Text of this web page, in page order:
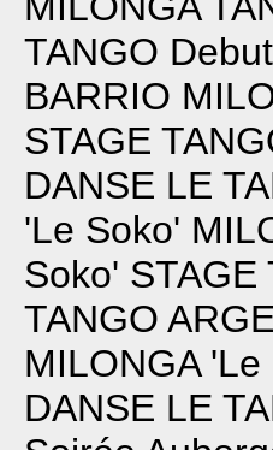
TANGO
BARRIO
STAGE
DANSE LE
'Le Soko'
Soko' STAGE
TANGO
MILONGA 'Le
DANSE LE